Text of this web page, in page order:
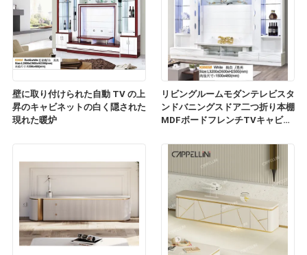
壁に取り付けられた自動 TV の上
昇のキャビネットの白く隠された
現れた暖炉
リビングルームモダンテレビスタ
ンドバニングスドア二つ折り本棚
MDFボードフレンチTVキャビネ